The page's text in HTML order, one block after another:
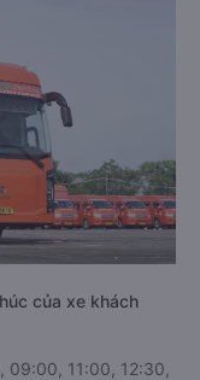
của xe khách
09:00, 11:00, 12:30,